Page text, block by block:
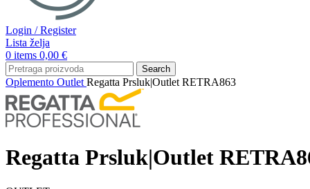
Login / Register
Lista želja
0 items 0,00 €
Search
Oplemento Outlet Regatta Prsluk|Outlet RETRA863
Regatta Prsluk|Outlet